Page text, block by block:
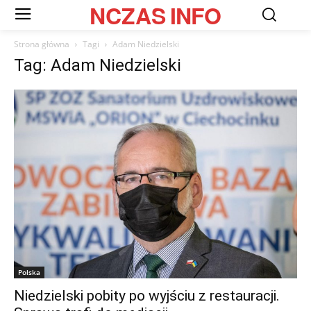
NCZASINFO
Strona główna Tagi Adam Niedzielski
Tag: Adam Niedzielski
Polska
Niedzielski pobity po wyjściu z restauracji.